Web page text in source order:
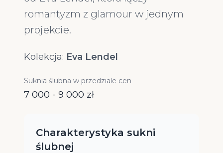
romantyzm z glamour w jednym
projekcie.
Kolekcja: Eva Lendel
Suknia ślubna w przedziale cen
7 000 - 9 000 zł
Charakterystyka sukni
ślubnej